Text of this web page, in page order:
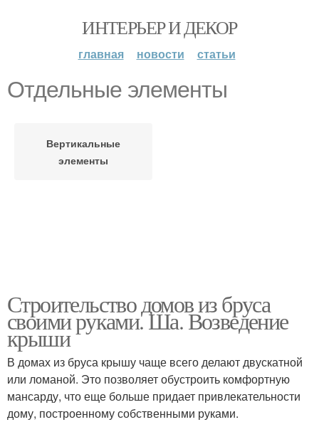
ИНТЕРЬЕР И ДЕКОР
главная новости статьи
Отдельные элементы
Вертикальные
элементы
Строительство домов из бруса
своими руками. Ша. Возведение
крыши
В домах из бруса крышу чаще всего делают двускатной
или ломаной. Это позволяет обустроить комфортную
мансарду, что еще больше придает привлекательности
дому, построенному собственными руками.